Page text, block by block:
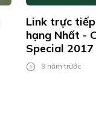
Link trực
hạng Nhất -
Special 2017
9 năm trước